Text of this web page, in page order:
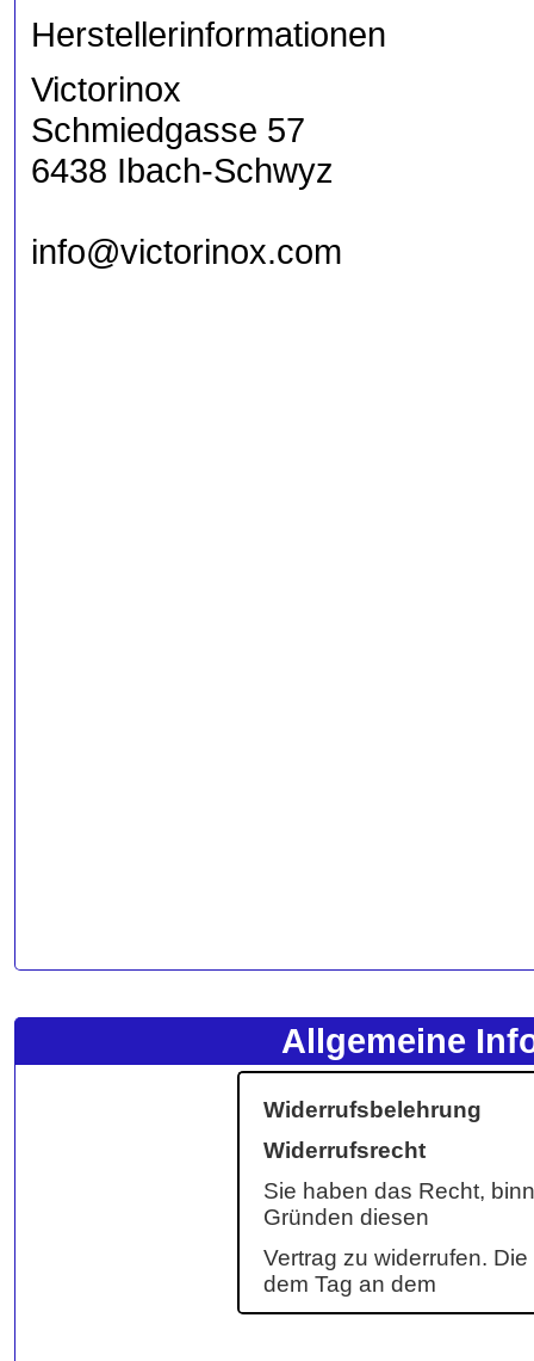
Herstellerinformationen
Victorinox
Schmiedgasse 57
6438 Ibach-Schwyz
info@victorinox.com
Allgemeine